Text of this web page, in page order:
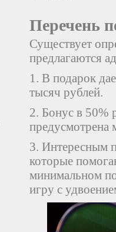
Перечень
Существует
предлагаются
1. В подарок
тысяч рублей.
2. Бонус в 50%
предусмотрена
3. Интересным
которые
минимальном
игру с